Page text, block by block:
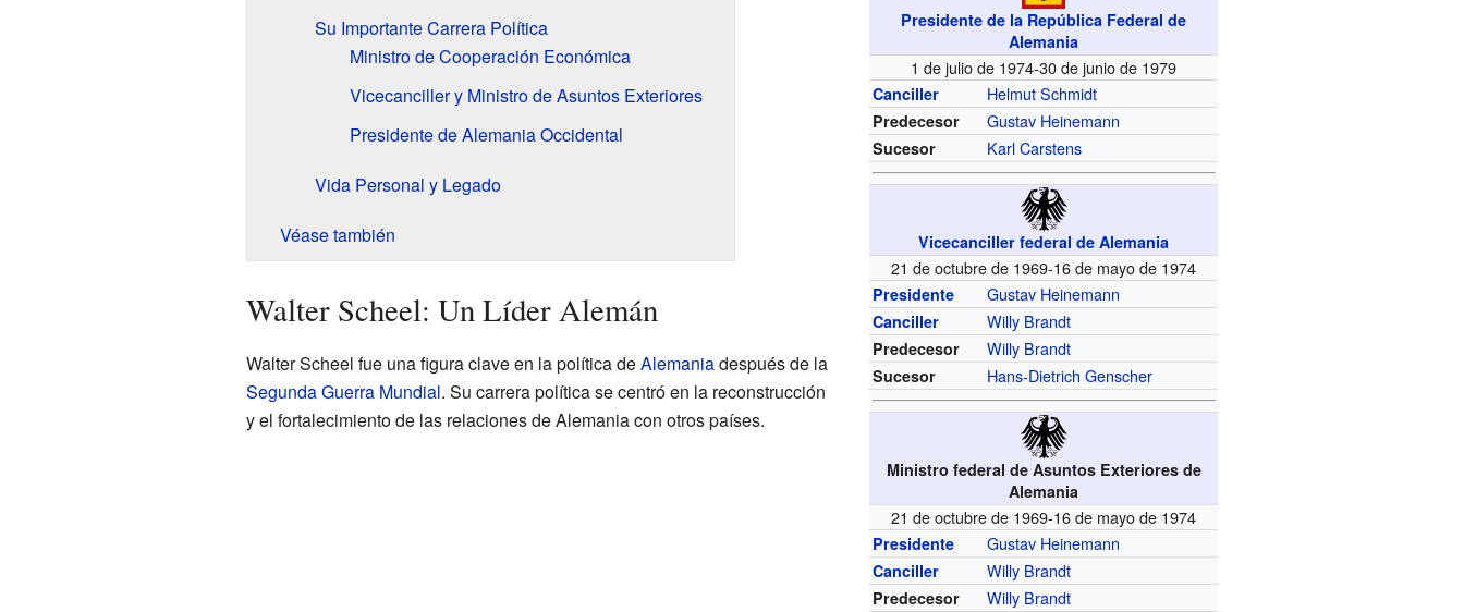
Presidente de la República Federal de
Alemania
1 de julio de 1974-30 de junio de 1979
Canciller Helmut Schmidt
Predecesor Gustav Heinemann
Sucesor Karl Carstens
Vicecanciller federal de Alemania
21 de octubre de 1969-16 de mayo de 1974
Presidente Gustav Heinemann
Canciller Willy Brandt
Predecesor Willy Brandt
Sucesor Hans-Dietrich Genscher
Ministro federal de Asuntos Exteriores de
Alemania
21 de octubre de 1969-16 de mayo de 1974
Presidente Gustav Heinemann
Canciller Willy Brandt
Predecesor Willy Brandt
Su Importante Carrera Política
Ministro de Cooperación Económica
Vicecanciller y Ministro de Asuntos Exteriores
Presidente de Alemania Occidental
Vida Personal y Legado
Véase también
Walter Scheel: Un Líder Alemán
Walter Scheel fue una figura clave en la política deAlemaniadespués de la
Segunda Guerra Mundial. Su carrera política se centró en la reconstrucción
y el fortalecimiento de las relaciones de Alemania con otros países.